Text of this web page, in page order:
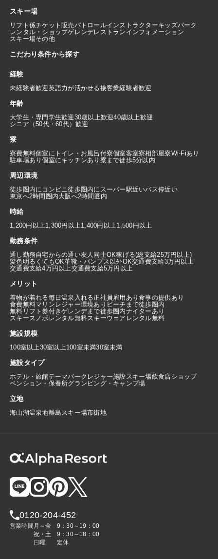
スキー場
リフト係チケット販売パトロールインストラクターキッズパーク
レンタル・ショップゲレンデレストラン インフォメーション
スキー場その他
こだわり条件から探す
経験
未経験者歓迎英語力が活かせる接客業経験者歓迎
年齢
大学生・専門学生歓迎30歳以上歓迎40歳以上歓迎
シニア（50代・60代）歓迎
寮
寮費無料個室にトイレ・お風呂付寮個室客室寮相部屋寮Wi-Fiあり
駐車場あり個室にキッチンあり 寮まで徒歩5分以内
周辺環境
徒歩圏内にコンビニ徒歩圏内にスーパー駅近いバス停近い
東京へ2時間圏内大阪へ2時間圏内
時給
1,200円以上1,300円以上1,400円以上1,500円以上
勤務条件
通し勤務自宅からの通い友人同士OK稼げる(総支給25万円以上)
髪色明るくてもOK革靴・パンプス以外OK交通費支給3万円以上
交通費支給4万円以上交通費支給5万円以上
メリット
着物が着れる毎日温泉入れる正社員雇用あり食事の提供あり
食費無料マリンレジャー環境あり ビーチまで徒歩圏内
無料リフト券付きゲレンデまで徒歩圏内ナイターあり
スキースノボレンタル無料スキーウェアレンタル無料
施設規模
100室以上30室以上100室未満30室未満
施設タイプ
ホテル・旅館テーマパーク レジャー施設 スキー場飲食店ショップ
ペンション・保養所グランピング・キャンプ場
立地
海山湖温泉地離島 スキー場市街地
0120-204-452
営業時間 月～金
9：30～19：00
祝・土
9：30～18：00
日曜
定休